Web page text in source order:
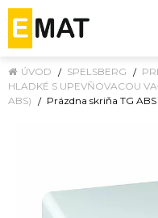
ÚVOD SPELSBERG
HLADKÉ S UPEVŇOVACOU
ABS)
Prázdna skriňa TG